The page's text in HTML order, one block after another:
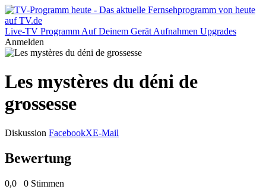
Live-TV Programm Auf Deinem Gerät Aufnahmen Upgrades
Anmelden
Les mystères du déni de
grossesse
Diskussion FacebookXE-Mail
Bewertung
0,0 0 Stimmen